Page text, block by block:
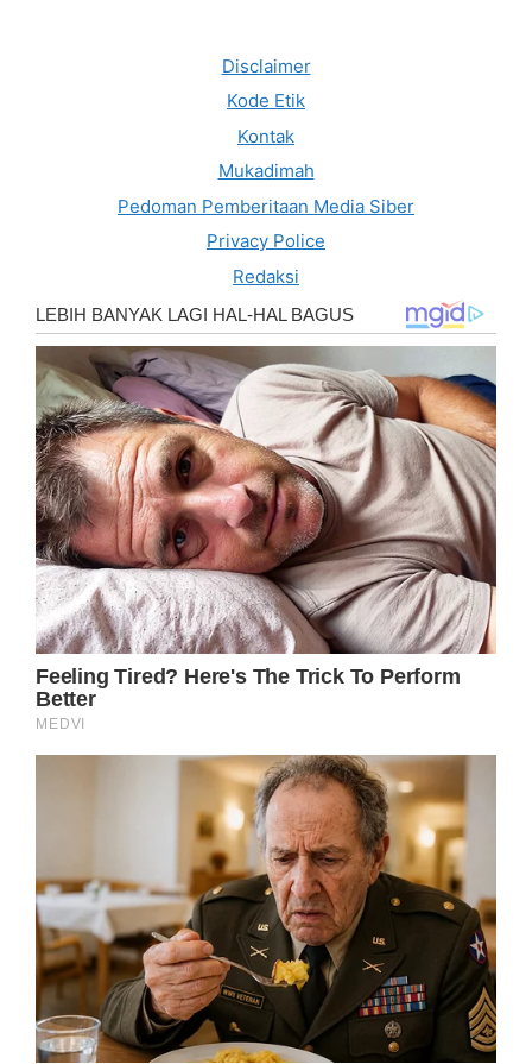
Disclaimer
Kode Etik
Kontak
Mukadimah
Pedoman Pemberitaan Media Siber
Privacy Police
Redaksi